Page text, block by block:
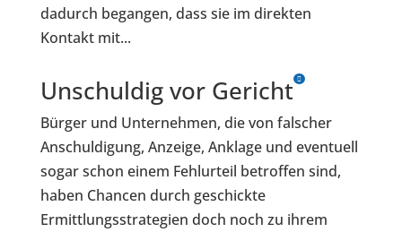
dadurch begangen, dass sie im direkten
Kontakt mit...
Unschuldig vor Gericht
Bürger und Unternehmen, die von falscher
Anschuldigung, Anzeige, Anklage und eventuell
sogar schon einem Fehlurteil betroffen sind,
haben Chancen durch geschickte
Ermittlungsstrategien doch noch zu ihrem